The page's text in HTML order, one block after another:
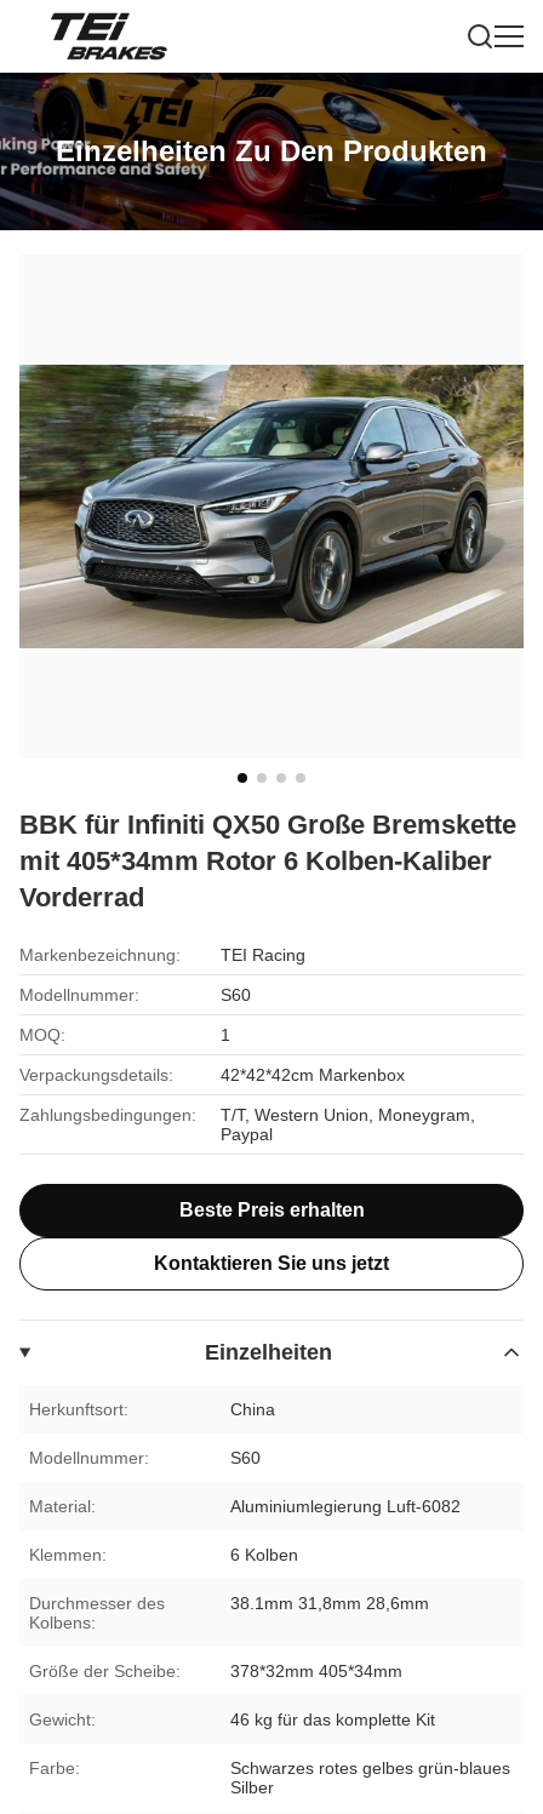
Einzelheiten Zu Den Produkten
BBK für Infiniti QX50 Große Bremskette
mit 405*34mm Rotor 6 Kolben-Kaliber
Vorderrad
Markenbezeichnung: TEI Racing
Modellnummer: S60
MOQ: 1
Verpackungsdetails: 42*42*42cm Markenbox
Zahlungsbedingungen:
T/T, Western Union, Moneygram,
Paypal
Beste Preis erhalten
Kontaktieren Sie uns jetzt
Einzelheiten
Herkunftsort: China
Modellnummer: S60
Material: Aluminiumlegierung Luft-6082
Klemmen: 6 Kolben
Durchmesser des
Kolbens:
38.1mm 31,8mm 28,6mm
Größe der Scheibe: 378*32mm 405*34mm
Gewicht: 46 kg für das komplette Kit
Farbe:
Schwarzes rotes gelbes grün-blaues
Silber